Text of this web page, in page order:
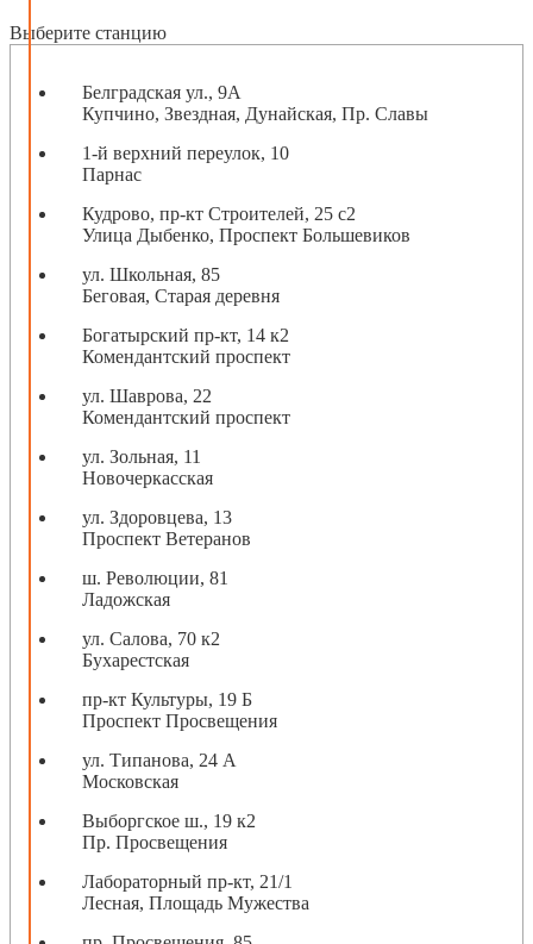
Выберите станцию
Белградская ул., 9А
Купчино, Звездная, Дунайская, Пр. Славы
1-й верхний переулок, 10
Парнас
Кудрово, пр-кт Строителей, 25 с2
Улица Дыбенко, Проспект Большевиков
ул. Школьная, 85
Беговая, Старая деревня
Богатырский пр-кт, 14 к2
Комендантский проспект
ул. Шаврова, 22
Комендантский проспект
ул. Зольная, 11
Новочеркасская
ул. Здоровцева, 13
Проспект Ветеранов
ш. Революции, 81
Ладожская
ул. Салова, 70 к2
Бухарестская
пр-кт Культуры, 19 Б
Проспект Просвещения
ул. Типанова, 24 А
Московская
Выборгское ш., 19 к2
Пр. Просвещения
Лабораторный пр-кт, 21/1
Лесная, Площадь Мужества